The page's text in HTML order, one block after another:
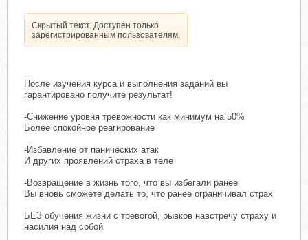
Скрытый текст. Доступен только
зарегистрированным пользователям.
После изучения курса и выполнения заданий вы
гарантировано получите результат!
-Снижение уровня тревожности как минимум на 50%
Более спокойное реагирование
-Избавление от панических атак
И других проявлений страха в теле
-Возвращение в жизнь того, что вы избегали ранее
Вы вновь сможете делать то, что ранее ограничивал страх
БЕЗ обучения жизни с тревогой, рывков навстречу страху и
насилия над собой